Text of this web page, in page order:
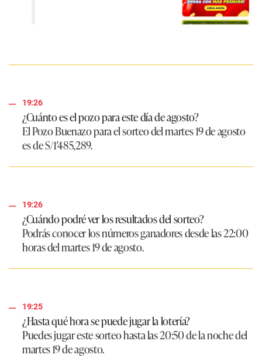
19:26
¿Cuánto es el pozo para este día de agosto?
El Pozo Buenazo para el sorteo del martes 19 de agosto
es deS/1′485,289.
19:26
¿Cuándo podré ver los resultados del sorteo?
Podrás conocer los números ganadores desde las 22:00
horas del martes 19 de agosto.
19:25
¿Hasta qué hora se puede jugar la lotería?
Puedes jugar este sorteo hasta las 20:50 de la noche del
martes 19 de agosto.